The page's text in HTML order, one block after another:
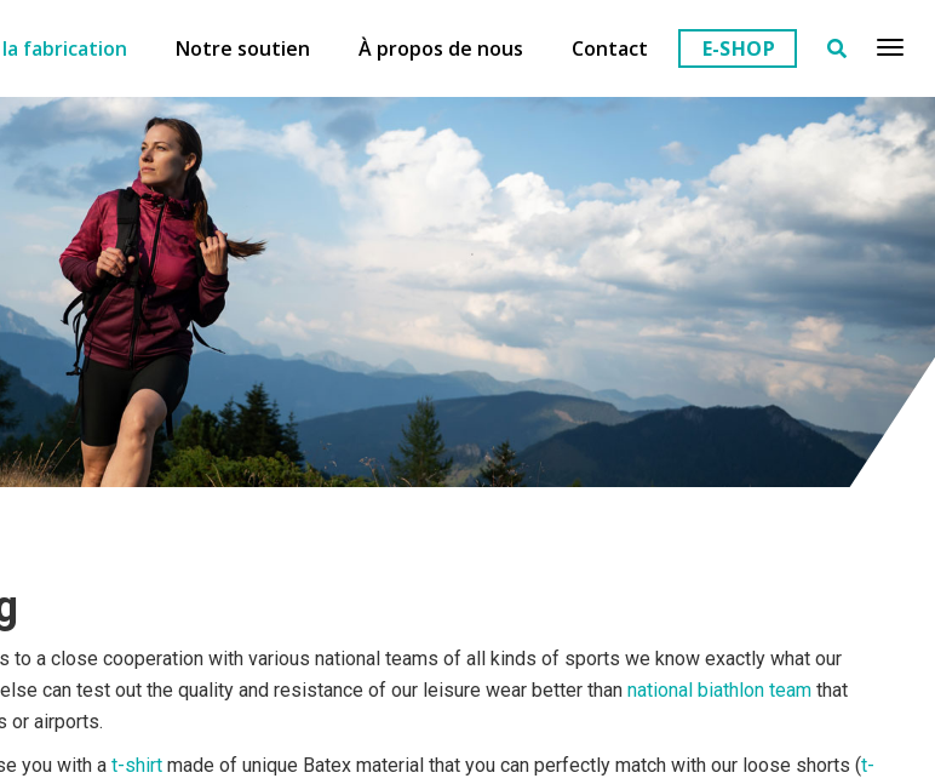
fabrication Notre soutien À propos de nous Contact E-SHOP
to a close cooperation with various national teams of all kinds of sports we know exactly what our
can test out the quality and resistance of our leisure wear better than national biathlon team that
or airports.
you with a t-shirt made of unique Batex material that you can perfectly match with our loose shorts (t-